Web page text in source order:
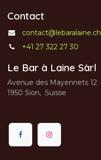
Contact
contact@lebaralaine.ch
+41 27 322 27 30
Le Bar à Laine Sàrl
Avenue des Mayennets 12
1950 Sion, Suisse